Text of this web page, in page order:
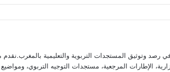
وتوثيق المستجدات التربوية والتعليمية بالمغرب.نقدم
الإطارات المرجعية، مستجدات التوجيه التربوي، ومواضيع